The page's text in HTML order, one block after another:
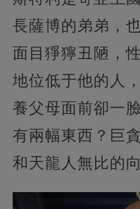
長薩博的弟弟，
面目猙獰丑陋，
地位低于他的人
養父母面前卻一
有兩幅東西？巨
和天龍人無比的向